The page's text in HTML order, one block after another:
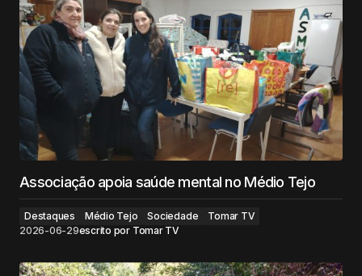
Associação apoia saúde mental no Médio Tejo
Destaques Médio Tejo Sociedade
Tomar TV
2026-06-29escrito por Tomar TV